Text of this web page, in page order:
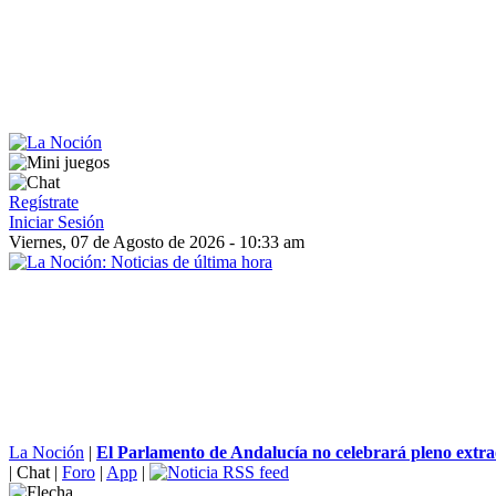
Regístrate
Iniciar Sesión
Viernes, 07 de Agosto de 2026 - 10:33 am
La Noción | El Parlamento de Andalucía no celebrará pleno
| Chat | Foro | App |